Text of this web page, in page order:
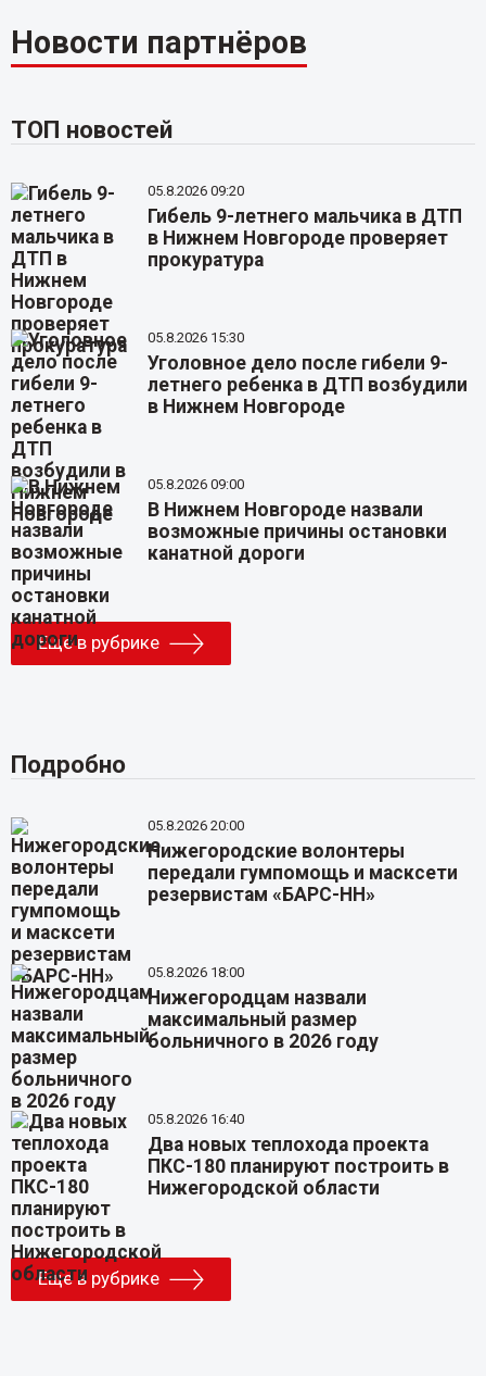
Новости партнёров
ТОП новостей
05.8.2026 09:20
Гибель 9-летнего мальчика в ДТП
в Нижнем Новгороде проверяет
прокуратура
05.8.2026 15:30
Уголовное дело после гибели 9-
летнего ребенка в ДТП возбудили
в Нижнем Новгороде
05.8.2026 09:00
В Нижнем Новгороде назвали
возможные причины остановки
канатной дороги
Еще в рубрике
Подробно
05.8.2026 20:00
Нижегородские волонтеры
передали гумпомощь и масксети
резервистам «БАРС-НН»
05.8.2026 18:00
Нижегородцам назвали
максимальный размер
больничного в 2026 году
05.8.2026 16:40
Два новых теплохода проекта
ПКС-180 планируют построить в
Нижегородской области
Еще в рубрике